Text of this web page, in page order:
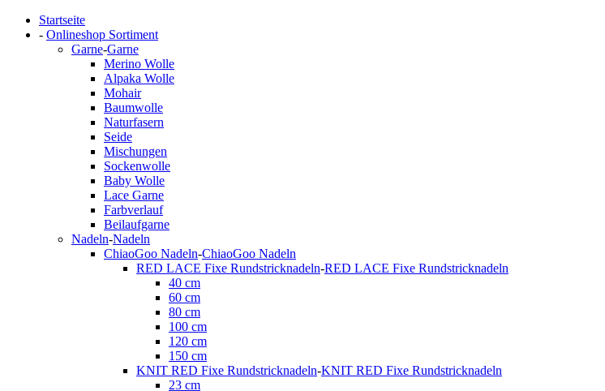
Startseite
- Onlineshop Sortiment
Garne-Garne
Merino Wolle
Alpaka Wolle
Mohair
Baumwolle
Naturfasern
Seide
Mischungen
Sockenwolle
Baby Wolle
Lace Garne
Farbverlauf
Beilaufgarne
Nadeln-Nadeln
ChiaoGoo Nadeln-ChiaoGoo Nadeln
RED LACE Fixe Rundstricknadeln-RED LACE Fixe Rundstricknadeln
40 cm
60 cm
80 cm
100 cm
120 cm
150 cm
KNIT RED Fixe Rundstricknadeln-KNIT RED Fixe Rundstricknadeln
23 cm